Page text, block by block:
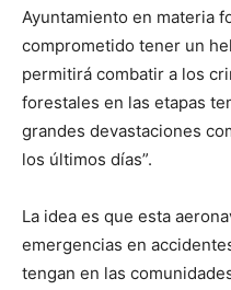
Ayuntamiento en materia
comprometido tener un
permitirá combatir a los
forestales en las etapas
grandes devastaciones
los últimos días”.
La idea es que esta
emergencias en
tengan en las